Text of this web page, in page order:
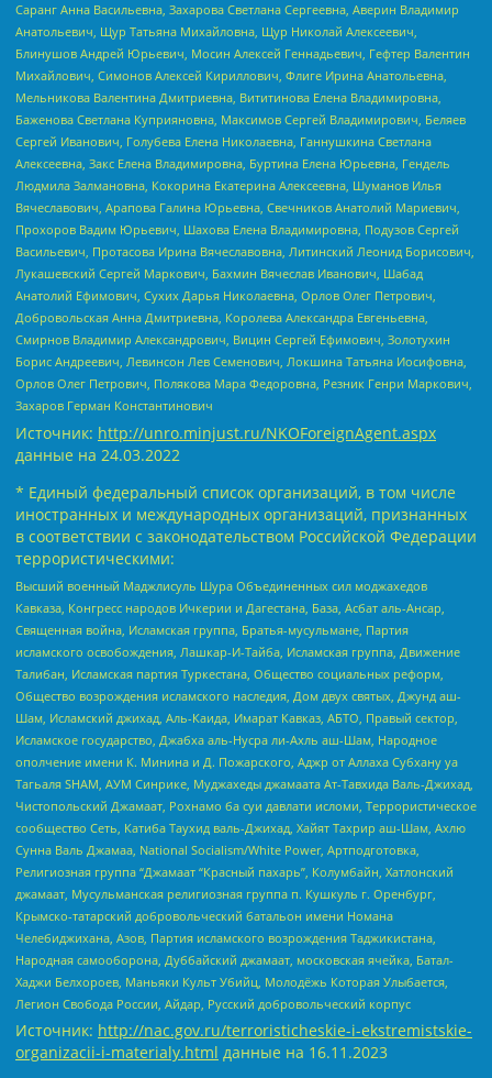
Саранг Анна Васильевна, Захарова Светлана Сергеевна, Аверин Владимир
Анатольевич, Щур Татьяна Михайловна, Щур Николай Алексеевич,
Блинушов Андрей Юрьевич, Мосин Алексей Геннадьевич, Гефтер Валентин
Михайлович, Симонов Алексей Кириллович, Флиге Ирина Анатольевна,
Мельникова Валентина Дмитриевна, Вититинова Елена Владимировна,
Баженова Светлана Куприяновна, Максимов Сергей Владимирович, Беляев
Сергей Иванович, Голубева Елена Николаевна, Ганнушкина Светлана
Алексеевна, Закс Елена Владимировна, Буртина Елена Юрьевна, Гендель
Людмила Залмановна, Кокорина Екатерина Алексеевна, Шуманов Илья
Вячеславович, Арапова Галина Юрьевна, Свечников Анатолий Мариевич,
Прохоров Вадим Юрьевич, Шахова Елена Владимировна, Подузов Сергей
Васильевич, Протасова Ирина Вячеславовна, Литинский Леонид Борисович,
Лукашевский Сергей Маркович, Бахмин Вячеслав Иванович, Шабад
Анатолий Ефимович, Сухих Дарья Николаевна, Орлов Олег Петрович,
Добровольская Анна Дмитриевна, Королева Александра Евгеньевна,
Смирнов Владимир Александрович, Вицин Сергей Ефимович, Золотухин
Борис Андреевич, Левинсон Лев Семенович, Локшина Татьяна Иосифовна,
Орлов Олег Петрович, Полякова Мара Федоровна, Резник Генри Маркович,
Захаров Герман Константинович
Источник: http://unro.minjust.ru/NKOForeignAgent.aspx
данные на 24.03.2022
* Единый федеральный список организаций, в том числе
иностранных и международных организаций, признанных
в соответствии с законодательством Российской Федерации
террористическими:
Высший военный Маджлисуль Шура Объединенных сил моджахедов
Кавказа, Конгресс народов Ичкерии и Дагестана, База, Асбат аль-Ансар,
Священная война, Исламская группа, Братья-мусульмане, Партия
исламского освобождения, Лашкар-И-Тайба, Исламская группа, Движение
Талибан, Исламская партия Туркестана, Общество социальных реформ,
Общество возрождения исламского наследия, Дом двух святых, Джунд аш-
Шам, Исламский джихад, Аль-Каида, Имарат Кавказ, АБТО, Правый сектор,
Исламское государство, Джабха аль-Нусра ли-Ахль аш-Шам, Народное
ополчение имени К. Минина и Д. Пожарского, Аджр от Аллаха Субхану уа
Тагьаля SHAM, АУМ Синрике, Муджахеды джамаата Ат-Тавхида Валь-Джихад,
Чистопольский Джамаат, Рохнамо ба суи давлати исломи, Террористическое
сообщество Сеть, Катиба Таухид валь-Джихад, Хайят Тахрир аш-Шам, Ахлю
Сунна Валь Джамаа, National Socialism/White Power, Артподготовка,
Религиозная группа “Джамаат “Красный пахарь”, Колумбайн, Хатлонский
джамаат, Мусульманская религиозная группа п. Кушкуль г. Оренбург,
Крымско-татарский добровольческий батальон имени Номана
Челебиджихана, Азов, Партия исламского возрождения Таджикистана,
Народная самооборона, Дуббайский джамаат, московская ячейка, Батал-
Хаджи Белхороев, Маньяки Культ Убийц, Молодёжь Которая Улыбается,
Легион Свобода России, Айдар, Русский добровольческий корпус
Источник: http://nac.gov.ru/terroristicheskie-i-ekstremistskie-
organizacii-i-materialy.html данные на 16.11.2023